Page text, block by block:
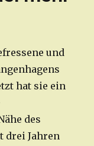
und
hat sie ein
des
drei Jahren